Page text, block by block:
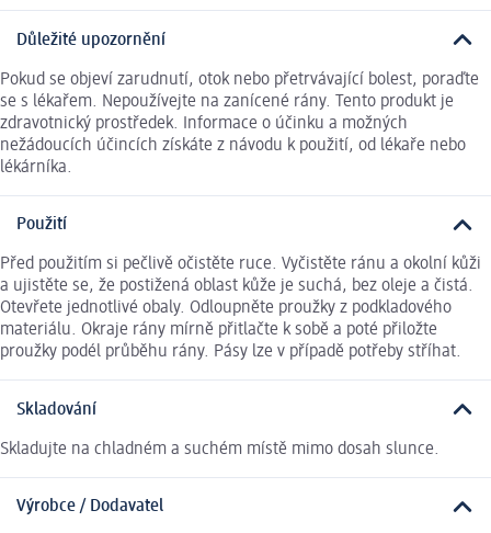
Důležité upozornění
Pokud se objeví zarudnutí, otok nebo přetrvávající bolest, poraďte
se s lékařem. Nepoužívejte na zanícené rány. Tento produkt je
zdravotnický prostředek. Informace o účinku a možných
nežádoucích účincích získáte z návodu k použití, od lékaře nebo
lékárníka.
Použití
Před použitím si pečlivě očistěte ruce. Vyčistěte ránu a okolní kůži
a ujistěte se, že postižená oblast kůže je suchá, bez oleje a čistá.
Otevřete jednotlivé obaly. Odloupněte proužky z podkladového
materiálu. Okraje rány mírně přitlačte k sobě a poté přiložte
proužky podél průběhu rány. Pásy lze v případě potřeby stříhat.
Skladování
Skladujte na chladném a suchém místě mimo dosah slunce.
Výrobce / Dodavatel